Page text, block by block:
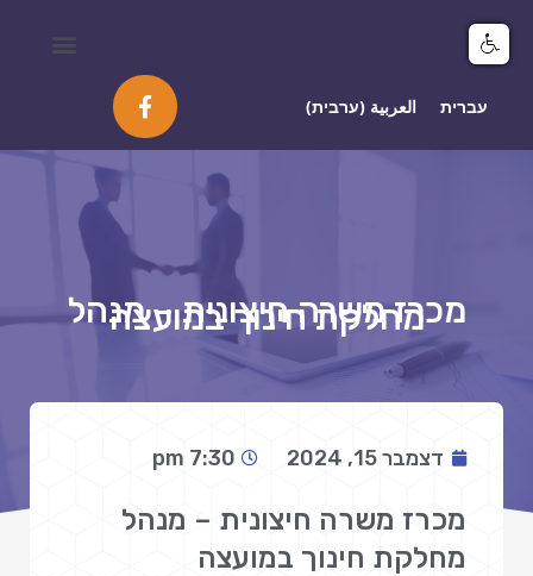
עברית العربية (ערבית)
מכרז משרה חיצונית – מנהל
מחלקת חינוך במועצה
דצמבר 15, 2024 7:30 pm
מכרז משרה חיצונית – מנהל
מחלקת חינוך במועצה